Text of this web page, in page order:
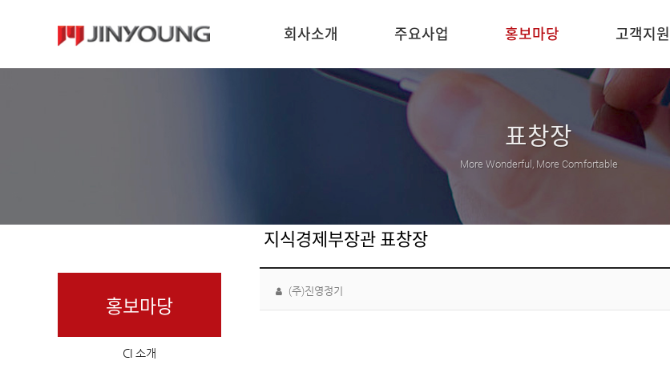
회사소개 주요사업 홍보마당 고객지원
표창장
More Wonderful, More Comfortable
홍보마당
CI 소개
지식경제부장관 표창장
(주)진영정기